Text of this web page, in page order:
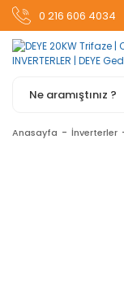
0 216 606 4034
Anasayfa İnverterler